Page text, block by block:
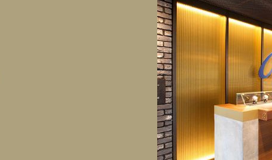
amazfit
アマズフィット
ェルハート
ARMINSTROM
アーミンシュトローム
正規取り扱いブランド一覧はこちら
ヴィンテージブランド一覧はこちら
Luxury Time Lounge
IWC 表参道ブティック
BEST VINTAGEヒューリックスクエア札幌